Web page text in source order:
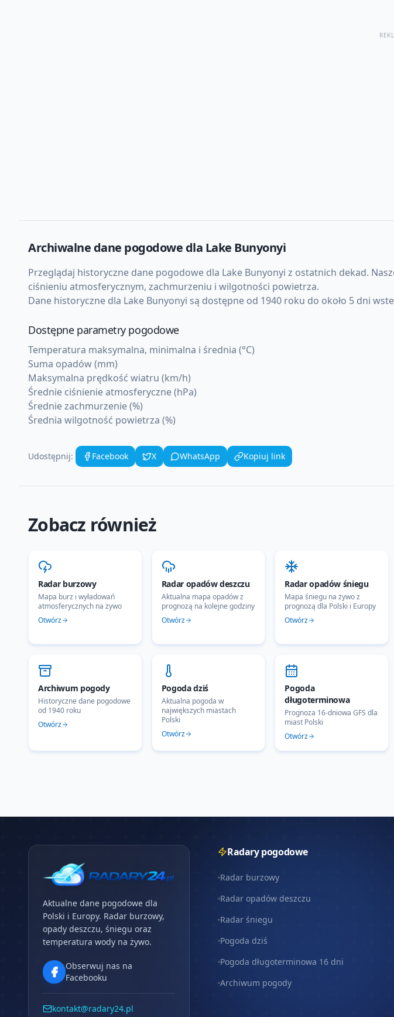
Archiwalne dane pogodowe dla Lake Bunyonyi
Przeglądaj historyczne dane pogodowe dla Lake Bunyonyi z ostatnich dekad.
ciśnieniu atmosferycznym, zachmurzeniu i wilgotności powietrza.
Dane historyczne dla Lake Bunyonyi są dostępne od 1940 roku do około 5 dni
Dostępne parametry pogodowe
Temperatura maksymalna, minimalna i średnia (°C)
Suma opadów (mm)
Maksymalna prędkość wiatru (km/h)
Średnie ciśnienie atmosferyczne (hPa)
Średnie zachmurzenie (%)
Średnia wilgotność powietrza (%)
Udostępnij: Facebook X WhatsApp Kopiuj link
Zobacz również
Radar burzowy
Mapa burz i wyładowań
atmosferycznych na żywo
Otwórz
Radar opadów deszczu
Aktualna mapa opadów z
prognozą na kolejne godziny
Otwórz
Radar opadów śniegu
Mapa śniegu na żywo z
prognozą dla Polski i Europy
Otwórz
Archiwum pogody
Historyczne dane pogodowe
od 1940 roku
Otwórz
Pogoda dziś
Aktualna pogoda w
największych miastach
Polski
Otwórz
Pogoda
długoterminowa
Prognoza 16-dniowa GFS dla
miast Polski
Otwórz
Aktualne dane pogodowe dla
Polski i Europy. Radar burzowy,
opady deszczu, śniegu oraz
temperatura wody na żywo.
Obserwuj nas na
Facebooku
kontakt@radary24.pl
Radary pogodowe
Radar burzowy
Radar opadów deszczu
Radar śniegu
Pogoda dziś
Pogoda długoterminowa 16 dni
Archiwum pogody